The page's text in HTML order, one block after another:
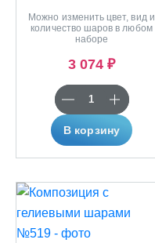
Можно изменить цвет, вид и
количество шаров в любом
наборе
3 074 ₽
В корзину